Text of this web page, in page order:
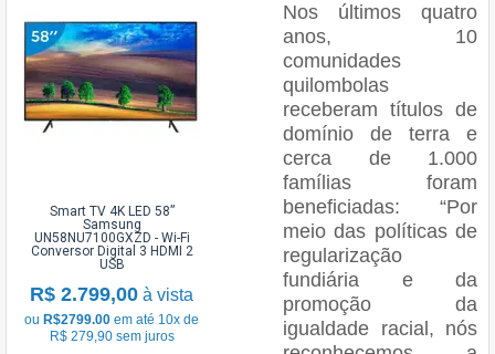
Smart TV 4K LED 58”
Samsung
UN58NU7100GXZD - Wi-Fi
Conversor Digital 3 HDMI 2
USB
R$ 2.799,00 à vista
ou R$2799.00 em até 10x de
R$ 279,90 sem juros
Nos últimos quatro
anos, 10
comunidades
quilombolas
receberam títulos de
domínio de terra e
cerca de 1.000
famílias foram
beneficiadas: “Por
meio das políticas de
regularização
fundiária e da
promoção da
igualdade racial, nós